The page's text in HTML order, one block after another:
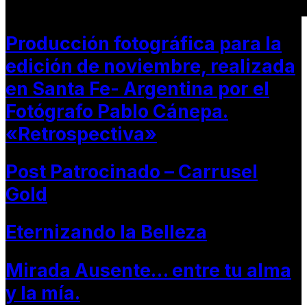
Producción fotográfica para la
edición de noviembre, realizada
en Santa Fe- Argentina por el
Fotógrafo Pablo Cánepa.
«Retrospectiva»
Post Patrocinado – Carrusel
Gold
Eternizando la Belleza
Mirada Ausente… entre tu alma
y la mía.